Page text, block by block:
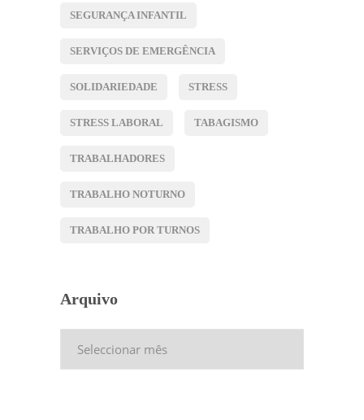
SEGURANÇA INFANTIL
SERVIÇOS DE EMERGÊNCIA
SOLIDARIEDADE STRESS
STRESS LABORAL TABAGISMO
TRABALHADORES
TRABALHO NOTURNO
TRABALHO POR TURNOS
Arquivo